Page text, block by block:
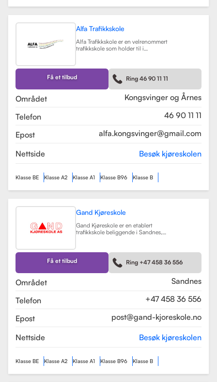
Alfa Trafikkskole
Alfa Trafikkskole er en velrenommert
trafikkskole som holder til i
kjøreopplæringen. Skolen tilbyr et
bredt spekter av tjenester, inkludert
opplæring for førerkort klasse B,
både med manuelt og automatgir.
Få et tilbud Ring 46 90 11 11
Området
Kongsvinger og Årnes
Telefon
46 90 11 11
Epost
alfa.kongsvinger@gmail.com
Nettside Besøk kjøreskolen
Klasse BE Klasse A2 Klasse A1 Klasse B96 Klasse B
Gand Kjøreskole
Gand Kjøreskole er en etablert
trafikkskole beliggende i Sandnes,
kjøretøyklasser. Skolen har
spesialisert seg på opplæring for
personbiler, både med manuell og
automatgir, samt motorsykler (klasse
Få et tilbud Ring +47 458 36 556
Området
Sandnes
Telefon
+47 458 36 556
Epost
post@gand-kjoreskole.no
Nettside Besøk kjøreskolen
Klasse BE Klasse A2 Klasse A1 Klasse B96 Klasse B